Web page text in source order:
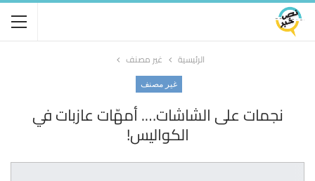
الرئيسية غير مصنف
غير مصنف
نجمات على الشاشات…. أمهّات عازبات في
الكواليس!